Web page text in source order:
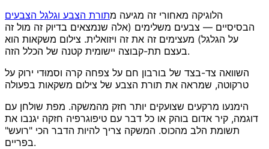
הלוגיקה מאחורי זה מגיעה מתורת הצבע וגלגל הצבעים
הבסיסיים — צבעים משלימים (אלה שנמצאים בדיוק זה מול זה
על הגלגל) מעצימים זה את זה ויזואלית. צילום משקאות הוא
בעצם תת-קבוצה יישומית קטנה של הכלל הזה.
השוואה צד-בצד של בורבון חם על צפחה קרה וסמוּדי ירוק על
טרקוטה, שמראה את תורת הצבע של צילום משקאות בפעולה
הימנעו מרקעים שצועקים יותר חזק מהמשקה. מפת שולחן עם
דוגמה, קיר אדום בוהק או כל דבר עם טיפוגרפיה חזקה יגנבו את
תשומת הלב מהכוס. המשקה צריך להיות הדבר הכי "רועש"
בפריים.